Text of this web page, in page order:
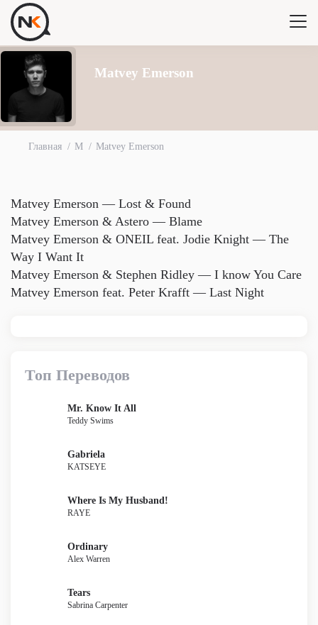
Matvey Emerson
Главная M Matvey Emerson
Matvey Emerson — Lost & Found
Matvey Emerson & Astero — Blame
Matvey Emerson & ONEIL feat. Jodie Knight — The
Way I Want It
Matvey Emerson & Stephen Ridley — I know You Care
Matvey Emerson feat. Peter Krafft — Last Night
Топ Переводов
Mr. Know It All
Teddy Swims
Gabriela
KATSEYE
Where Is My Husband!
RAYE
Ordinary
Alex Warren
Tears
Sabrina Carpenter